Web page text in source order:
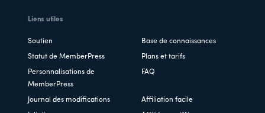
Liens utiles
Soutien Base de connaissances
Statut de MemberPress Plans et tarifs
Personnalisations de
MemberPress
FAQ
Journal des modifications Affiliation facile